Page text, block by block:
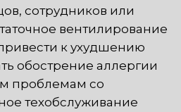
сотрудников или
вентилирование
к ухудшению
обострение аллергии
проблемам со
техобслуживание